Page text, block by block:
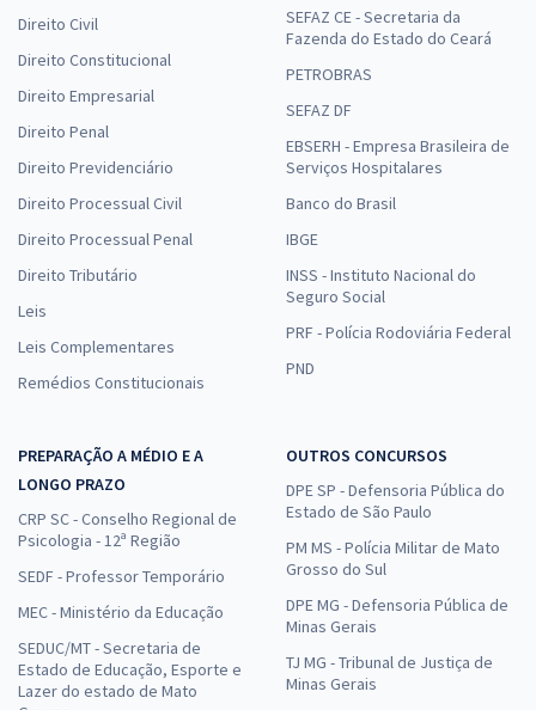
Direito Civil
Direito Constitucional
Direito Empresarial
Direito Penal
Direito Previdenciário
Direito Processual Civil
Direito Processual Penal
Direito Tributário
Leis
Leis Complementares
Remédios Constitucionais
SEFAZ CE - Secretaria da
Fazenda do Estado do Ceará
PETROBRAS
SEFAZ DF
EBSERH - Empresa Brasileira de
Serviços Hospitalares
Banco do Brasil
IBGE
INSS - Instituto Nacional do
Seguro Social
PRF - Polícia Rodoviária Federal
PND
PREPARAÇÃO A MÉDIO E A
LONGO PRAZO
CRP SC - Conselho Regional de
Psicologia - 12ª Região
SEDF - Professor Temporário
MEC - Ministério da Educação
SEDUC/MT - Secretaria de
Estado de Educação, Esporte e
Lazer do estado de Mato
OUTROS CONCURSOS
DPE SP - Defensoria Pública do
Estado de São Paulo
PM MS - Polícia Militar de Mato
Grosso do Sul
DPE MG - Defensoria Pública de
Minas Gerais
TJ MG - Tribunal de Justiça de
Minas Gerais